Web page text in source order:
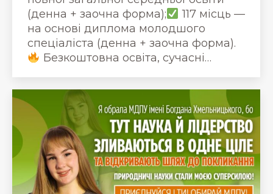
(денна + заочна форма);
117 місць —
на основі диплома молодшого
спеціаліста (денна + заочна форма).
Безкоштовна освіта, сучасні…